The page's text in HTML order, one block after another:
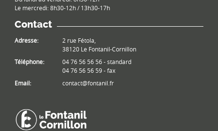
Le mercredi: 8h30-12h / 13h30-17h
Contact
Adresse:
2 rue Fétola,
38120 Le Fontanil-Cornillon
Téléphone:
04 76 56 56 56 - standard
04 76 56 56 59 - fax
Email:
contact@fontanil.fr